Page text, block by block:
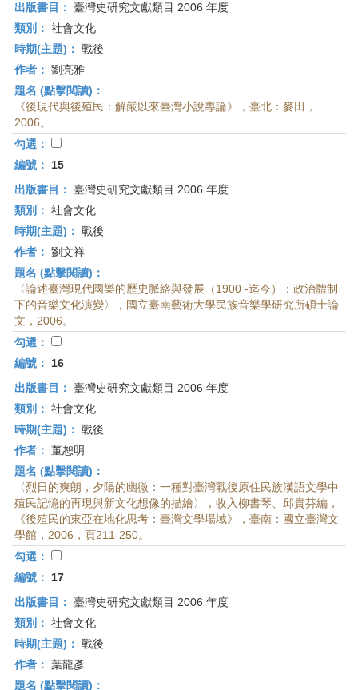
出版書目： 臺灣史研究文獻類目 2006 年度
類別： 社會文化
時期(主題)： 戰後
作者： 劉亮雅
題名 (點擊閱讀)：
《後現代與後殖民：解嚴以來臺灣小說專論》，臺北：麥田，
2006。
勾選：
編號：
15
出版書目： 臺灣史研究文獻類目 2006 年度
類別： 社會文化
時期(主題)： 戰後
作者： 劉文祥
題名 (點擊閱讀)：
〈論述臺灣現代國樂的歷史脈絡與發展（1900 -迄今）：政治體制
下的音樂文化演變〉，國立臺南藝術大學民族音樂學研究所碩士論
文，2006。
勾選：
編號：
16
出版書目： 臺灣史研究文獻類目 2006 年度
類別： 社會文化
時期(主題)： 戰後
作者： 董恕明
題名 (點擊閱讀)：
〈烈日的爽朗，夕陽的幽微：一種對臺灣戰後原住民族漢語文學中
殖民記憶的再現與新文化想像的描繪〉，收入柳書琴、邱貴芬編，
《後殖民的東亞在地化思考：臺灣文學場域》，臺南：國立臺灣文
學館，2006，頁211-250。
勾選：
編號：
17
出版書目： 臺灣史研究文獻類目 2006 年度
類別： 社會文化
時期(主題)： 戰後
作者： 葉龍彥
題名 (點擊閱讀)：